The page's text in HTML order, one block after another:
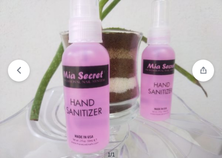
“Lima 100/100” ha sido añadido a la lista de
1/1